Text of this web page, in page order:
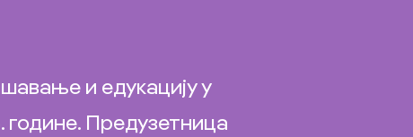
и едукацију у
Предузетница